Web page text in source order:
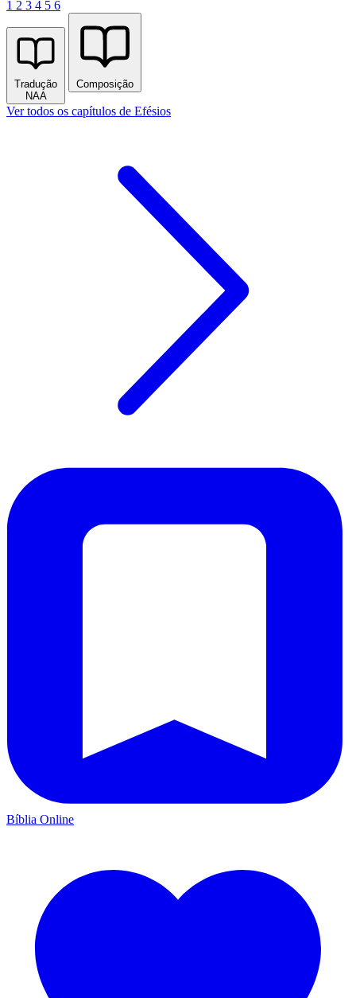
1 2 3 4 5 6
Tradução
NAA
Composição
Ver todos os capítulos de Efésios
Bíblia Online